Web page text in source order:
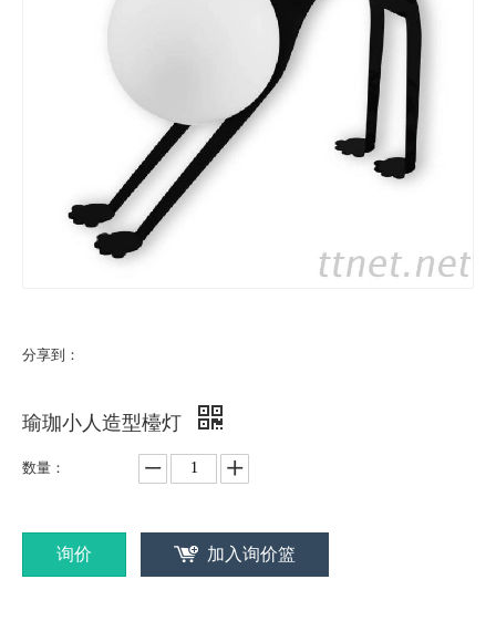
分享到：
瑜珈小人造型檯灯
数量：
询价 加入询价篮